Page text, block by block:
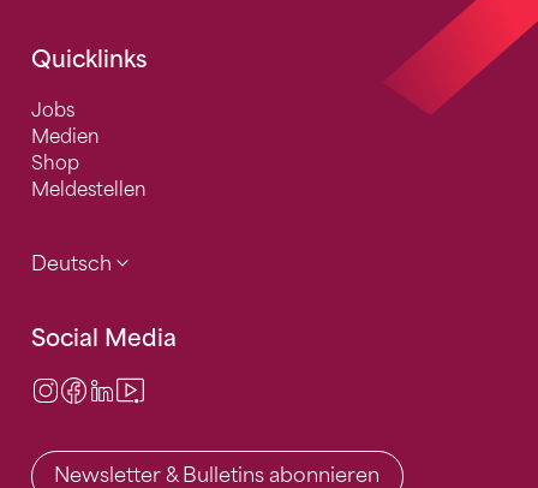
Quicklinks
Jobs
Medien
Shop
Meldestellen
Deutsch
Social Media
Instagram
Facebook
LinkedIn
Newsletter & Bulletins abonnieren